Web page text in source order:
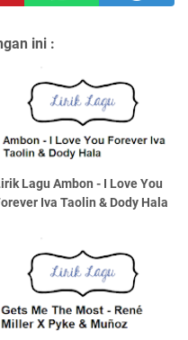
ini :
Lagu Ambon - I Love You
Iva Taolin & Dody Hala